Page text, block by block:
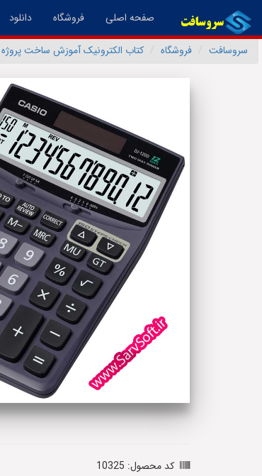
صفحه اصلی(فعال)فروشگاه دانلود
سروسافت فروشگاه کتاب الکترونیک آموزش ساخت پروژه
کد محصول: 10325